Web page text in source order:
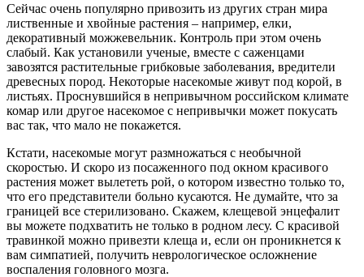
Сейчас очень популярно привозить из других стран мира
лиственные и хвойные растения – например, елки,
декоративный можжевельник. Контроль при этом очень
слабый. Как установили ученые, вместе с саженцами
завозятся растительные грибковые заболевания, вредители
древесных пород. Некоторые насекомые живут под корой, в
листьях. Проснувшийся в непривычном российском климате
комар или другое насекомое с непривычки может покусать
вас так, что мало не покажется.
Кстати, насекомые могут размножаться с необычной
скоростью. И скоро из посаженного под окном красивого
растения может вылететь рой, о котором известно только то,
что его представители больно кусаются. Не думайте, что за
границей все стерилизовано. Скажем, клещевой энцефалит
вы можете подхватить не только в родном лесу. С красивой
травинкой можно привезти клеща и, если он проникнется к
вам симпатией, получить неврологическое осложнение
воспаления головного мозга.